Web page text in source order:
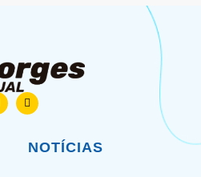
NOTÍCIAS